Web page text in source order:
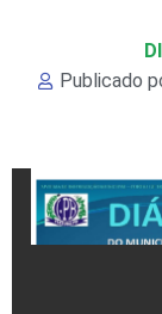
Publicado